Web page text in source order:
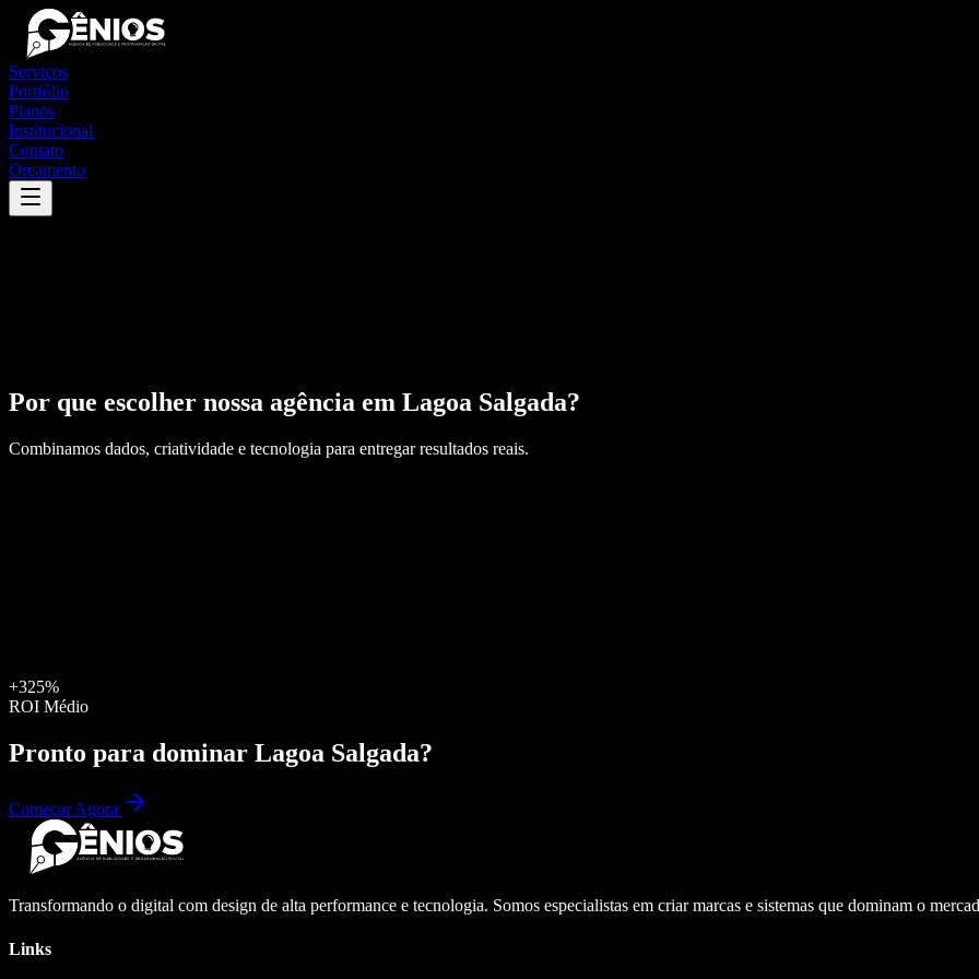
Serviços
Portfólio
Planos
Institucional
Contato
Orçamento
Por que escolher nossa agência em Lagoa Salgada?
Combinamos dados, criatividade e tecnologia para entregar resultados reais.
+325%
ROI Médio
Pronto para dominar Lagoa Salgada?
Começar Agora
Transformando o digital com design de alta performance e tecnologia. Somos especialistas em criar marcas e sistemas que dominam o
Links